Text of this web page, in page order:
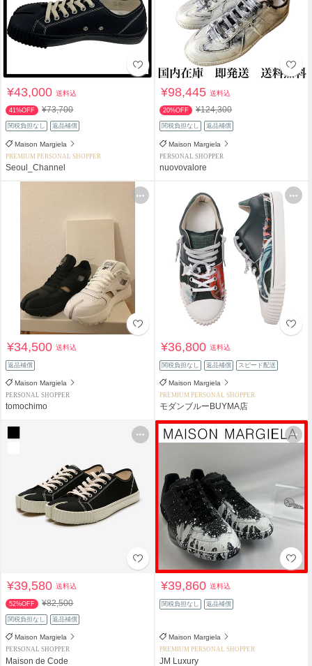
¥43,000送料込
41%OFF ¥73,700
関税負担なし 返品補償
Maison Margiela
PREMIUM PERSONAL SHOPPER
Seoul_Channel
¥98,445送料込
20%OFF ¥124,300
関税負担なし 返品補償
Maison Margiela
PERSONAL SHOPPER
nuovovalore
¥34,500送料込
返品補償
Maison Margiela
PERSONAL SHOPPER
tomochimo
¥36,800送料込
関税負担なし 返品補償 スピード配送
Maison Margiela
PREMIUM PERSONAL SHOPPER
モダンブルーBUYMA店
¥39,580送料込
52%OFF ¥82,500
関税負担なし 返品補償
Maison Margiela
PERSONAL SHOPPER
Maison de Code
¥39,860送料込
関税負担なし 返品補償
Maison Margiela
PREMIUM PERSONAL SHOPPER
JM Luxury